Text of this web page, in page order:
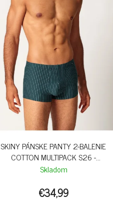
SKINY PÁNSKE PANTY 2-BALENIE
COTTON MULTIPACK S26 -
BLUEBERRYSTRIPES
Skladom
€34,99